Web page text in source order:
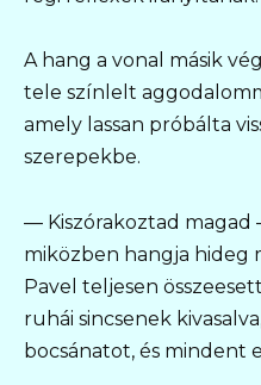
A hang a vonal másik
tele színlelt
amely lassan próbálta
szerepekbe.
— Kiszórakoztad magad
miközben hangja hideg
Pavel teljesen
ruhái sincsenek
bocsánatot, és mindent